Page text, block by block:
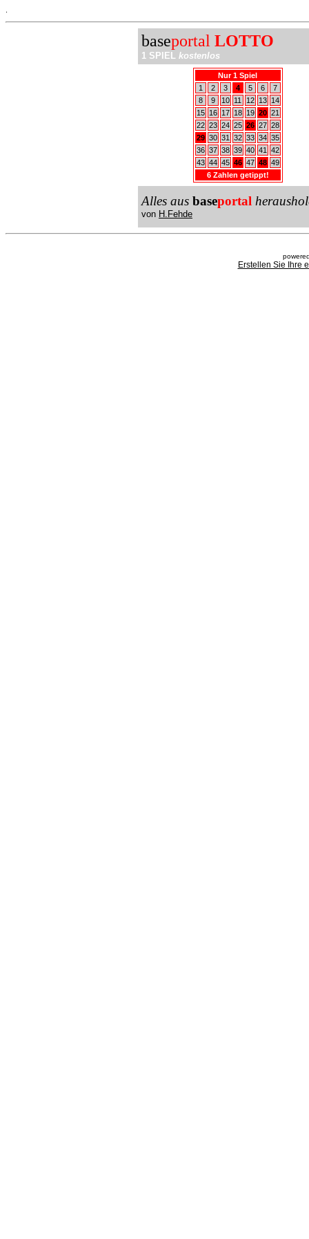
baseportal LOTTO
1 SPIEL kostenlos
Nur 1 Spiel
1
2 3 4 5 6
7
8
9 10 11 12 13
14
15
16 17 18 19 20 21
22 23 24 25 26 27 28
29 30 31 32 33 34 35
36 37 38 39 40 41
42
43 44 45 46 47 48 49
6 Zahlen getippt!
Alles aus baseportal
von H.Fehde
Erstellen Sie Ihre